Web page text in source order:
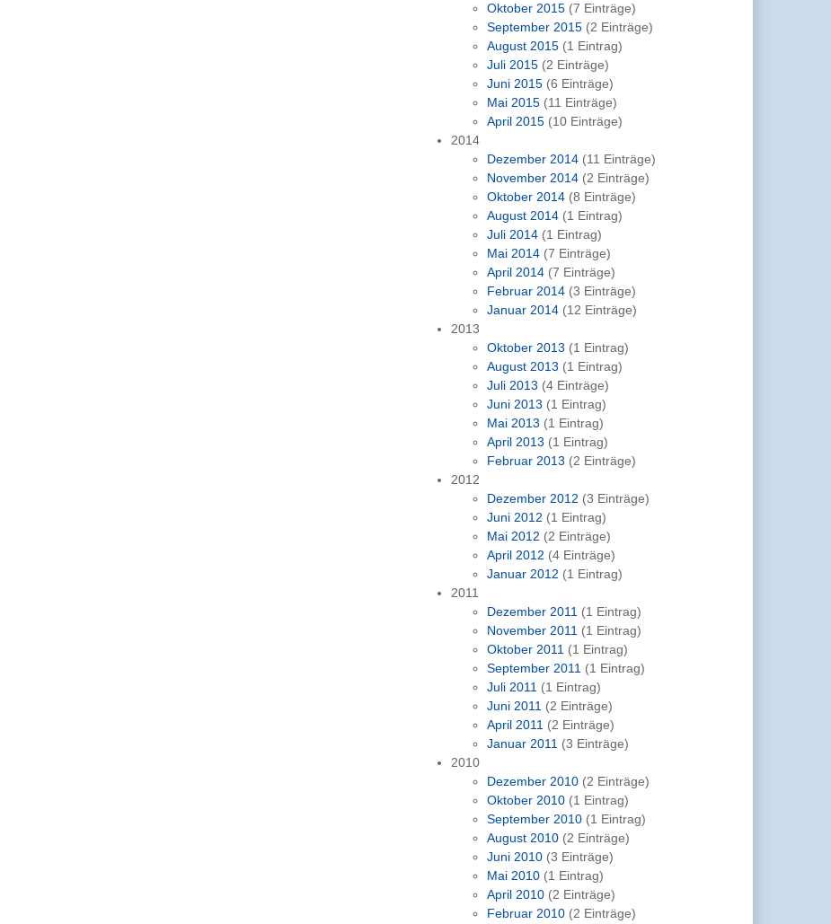
Oktober 2015 (7 Einträge)
September 2015 (2 Einträge)
August 2015 (1 Eintrag)
Juli 2015 (2 Einträge)
Juni 2015 (6 Einträge)
Mai 2015 (11 Einträge)
April 2015 (10 Einträge)
2014
Dezember 2014 (11 Einträge)
November 2014 (2 Einträge)
Oktober 2014 (8 Einträge)
August 2014 (1 Eintrag)
Juli 2014 (1 Eintrag)
Mai 2014 (7 Einträge)
April 2014 (7 Einträge)
Februar 2014 (3 Einträge)
Januar 2014 (12 Einträge)
2013
Oktober 2013 (1 Eintrag)
August 2013 (1 Eintrag)
Juli 2013 (4 Einträge)
Juni 2013 (1 Eintrag)
Mai 2013 (1 Eintrag)
April 2013 (1 Eintrag)
Februar 2013 (2 Einträge)
2012
Dezember 2012 (3 Einträge)
Juni 2012 (1 Eintrag)
Mai 2012 (2 Einträge)
April 2012 (4 Einträge)
Januar 2012 (1 Eintrag)
2011
Dezember 2011 (1 Eintrag)
November 2011 (1 Eintrag)
Oktober 2011 (1 Eintrag)
September 2011 (1 Eintrag)
Juli 2011 (1 Eintrag)
Juni 2011 (2 Einträge)
April 2011 (2 Einträge)
Januar 2011 (3 Einträge)
2010
Dezember 2010 (2 Einträge)
Oktober 2010 (1 Eintrag)
September 2010 (1 Eintrag)
August 2010 (2 Einträge)
Juni 2010 (3 Einträge)
Mai 2010 (1 Eintrag)
April 2010 (2 Einträge)
Februar 2010 (2 Einträge)